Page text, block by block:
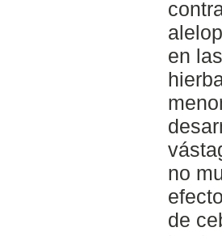
en
no
de